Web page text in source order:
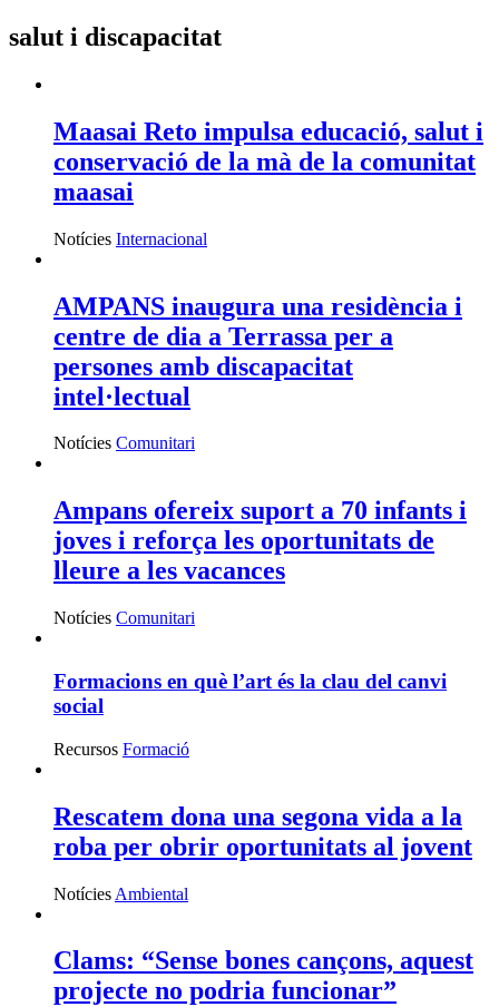
salut i discapacitat
Maasai Reto impulsa educació, salut i
conservació de la mà de la comunitat
maasai
Notícies Internacional
AMPANS inaugura una residència i
centre de dia a Terrassa per a
persones amb discapacitat
intel·lectual
Notícies Comunitari
Ampans ofereix suport a 70 infants i
joves i reforça les oportunitats de
lleure a les vacances
Notícies Comunitari
Formacions en què l’art és la clau del canvi
social
Recursos Formació
Rescatem dona una segona vida a la
roba per obrir oportunitats al jovent
Notícies Ambiental
Clams: “Sense bones cançons, aquest
projecte no podria funcionar”